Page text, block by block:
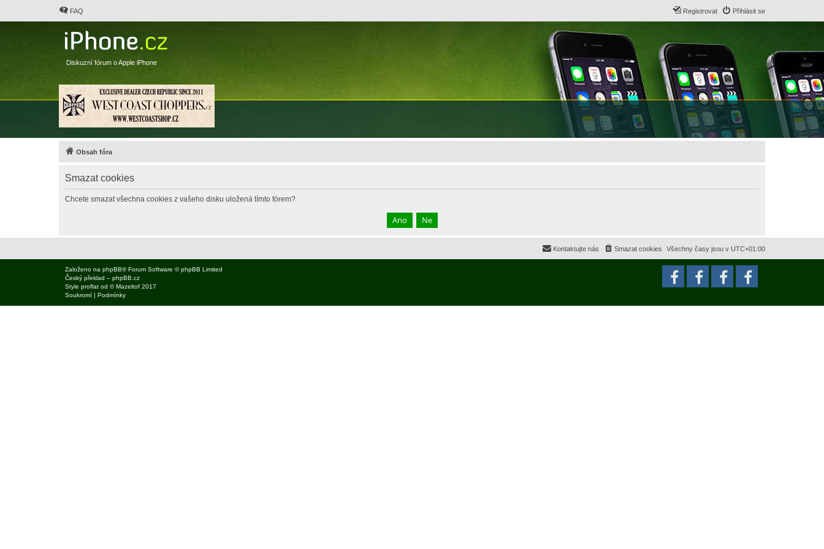
FAQ Přihlásit se
Registrovat
Diskuzní fórum o Apple iPhone
Obsah fóra
Smazat cookies
Chcete smazat všechna cookies z vašeho disku uložená tímto fórem?
Všechny časy jsou v UTC+01:00
Smazat cookies
Kontaktujte nás
Založeno na phpBB® Forum Software © phpBB Limited
Český překlad – phpBB.cz
Style proflat od ©Mazeltof 2017
Soukromí | Podmínky